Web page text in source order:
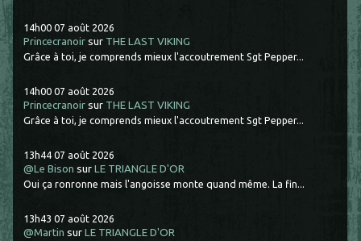
14h00 07 août 2026
Princecranoir sur THE LAST VIKING
Grâce à toi, je comprends mieux l'accoutrement Sgt Pepper...
14h00 07 août 2026
Princecranoir sur THE LAST VIKING
Grâce à toi, je comprends mieux l'accoutrement Sgt Pepper...
13h44 07 août 2026
@Le Bison surLE TRIANGLE D'OR
Oui ça ronronne mais l'angoisse monte quand même. La fin...
13h43 07 août 2026
@Martin surLE TRIANGLE D'OR